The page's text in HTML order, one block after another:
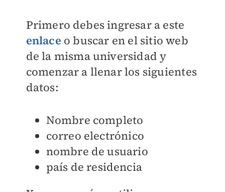
Primero debes ingresar a este
enlace o buscar en el sitio web
de la misma universidad y
comenzar a llenar los siguientes
datos:
Nombre completo
correo electrónico
nombre de usuario
país de residencia